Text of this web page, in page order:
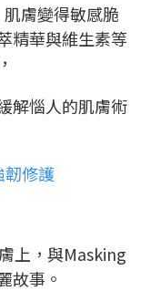
膚變得敏感脆
精華與維生素等
解惱人的肌膚術
修護
上，與Masking
故事。